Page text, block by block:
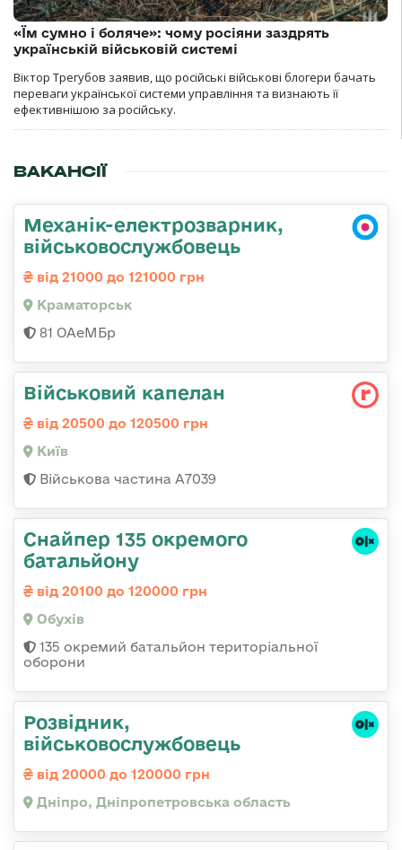
«Їм сумно і боляче»: чому росіяни заздрять
українській військовій системі
Віктор Трегубов заявив, що російські військові блогери бачать
переваги української системи управління та визнають її
ефективнішою за російську.
ВАКАНСІЇ
Механік-електрозварник,
військовослужбовець
від 21000 до 121000 грн
Краматорськ
81 ОАеМБр
Військовий капелан
від 20500 до 120500 грн
Київ
Військова частина А7039
Снайпер 135 окремого
батальйону
від 20100 до 120000 грн
Обухів
135 окремий батальйон територіальної
оборони
Розвідник,
військовослужбовець
від 20000 до 120000 грн
Дніпро, Дніпропетровська область